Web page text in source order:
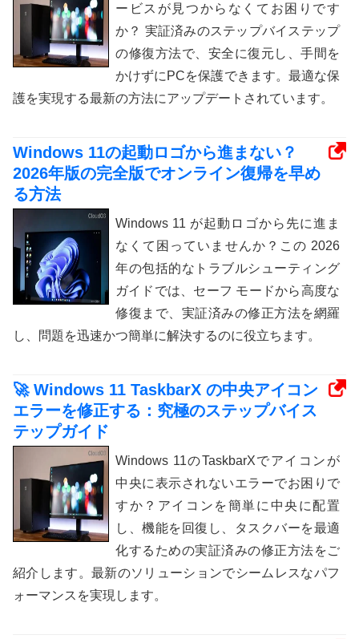
ービスが見つからなくてお困りです
か？ 実証済みのステップバイステップ
の修復方法で、安全に復元し、手間を
かけずにPCを保護できます。最適な保
護を実現する最新の方法にアップデートされています。
Windows 11の起動ロゴから進まない？
2026年版の完全版でオンライン復帰を早め
る方法
Windows 11 が起動ロゴから先に進ま
なくて困っていませんか？この 2026
年の包括的なトラブルシューティング
ガイドでは、セーフ モードから高度な
修復まで、実証済みの修正方法を網羅
し、問題を迅速かつ簡単に解決するのに役立ちます。
🚀 Windows 11 TaskbarX の中央アイコン
エラーを修正する：究極のステップバイス
テップガイド
Windows 11のTaskbarXでアイコンが
中央に表示されないエラーでお困りで
すか？アイコンを簡単に中央に配置
し、機能を回復し、タスクバーを最適
化するための実証済みの修正方法をご
紹介します。最新のソリューションでシームレスなパフ
ォーマンスを実現します。